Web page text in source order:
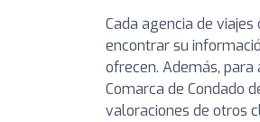
Cada agencia de
encontrar su
ofrecen. Además,
Comarca de Condado
valoraciones de otros